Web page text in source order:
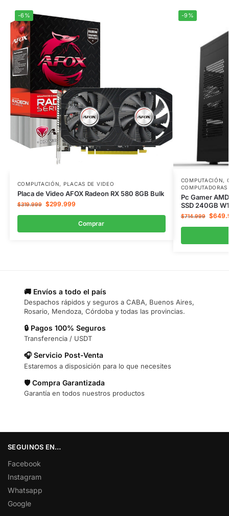
-6%
COMPUTACIÓN, PLACAS DE VIDEO
Placa de Video AFOX Radeon RX 580 8GB Bulk
$319.999 $299.999
Comprar
-9%
COMPUTACIÓN,
Pc Gamer
SSD 240GB
$714.999 $
🚚 Envíos a todo el país
Despachos rápidos y seguros a CABA, Buenos Aires,
Rosario, Mendoza, Córdoba y todas las provincias.
🔒 Pagos 100% Seguros
Transferencia / USDT
🎧 Servicio Post-Venta
Estaremos a disposición para lo que necesites
🛡️ Compra Garantizada
Garantía en todos nuestros productos
SEGUINOS EN…
Facebook
Instagram
Whatsapp
Google